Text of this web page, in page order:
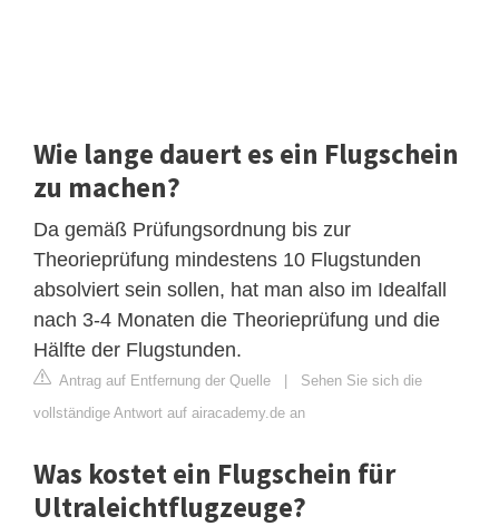
Wie lange dauert es ein Flugschein
zu machen?
Da gemäß Prüfungsordnung bis zur
Theorieprüfung mindestens 10 Flugstunden
absolviert sein sollen, hat man also im Idealfall
nach 3-4 Monaten die Theorieprüfung und die
Hälfte der Flugstunden.
Antrag auf Entfernung der Quelle | Sehen Sie sich die
vollständige Antwort auf airacademy.de an
Was kostet ein Flugschein für
Ultraleichtflugzeuge?